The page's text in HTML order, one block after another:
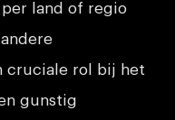
land of regio
cruciale rol bij het
gunstig